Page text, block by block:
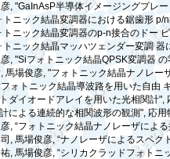
, "GaInAsP半導体イメージングプレ
トニック結晶変調器における鋸歯形 p/n
トニック結晶変調器のp-n接合のドー
トニック結晶マッハツェンダー変調 器
, "Siフォトニック結晶QPSK変調器 の
,馬場俊彦, "フォトニック結晶ナノレー
ォトニック結晶導波路を用いた自由
ダイオードアレイを用いた光相関計",
による連続的な相関波形の観測",応用
, “フォトニック結晶ナノレーザによ
,馬場俊彦, “ナノレーザによるスペク
,馬場俊彦, “シリカクラッドフォトニ